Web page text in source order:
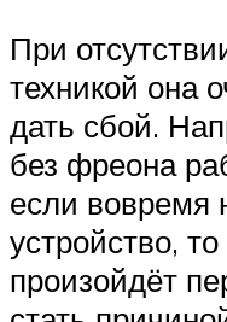
При
техникой она
дать сбой.
без фреона
если вовремя
устройство,
произойдёт